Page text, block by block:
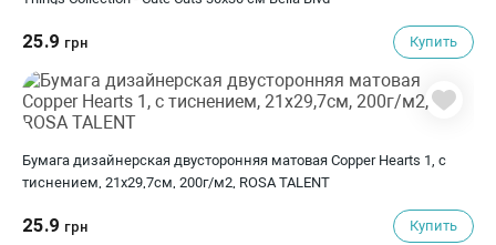
25.9 грн Купить
Бумага дизайнерская двусторонняя матовая Copper Hearts 1, с
тиснением, 21х29,7см, 200г/м2, ROSA TALENT
25.9 грн Купить